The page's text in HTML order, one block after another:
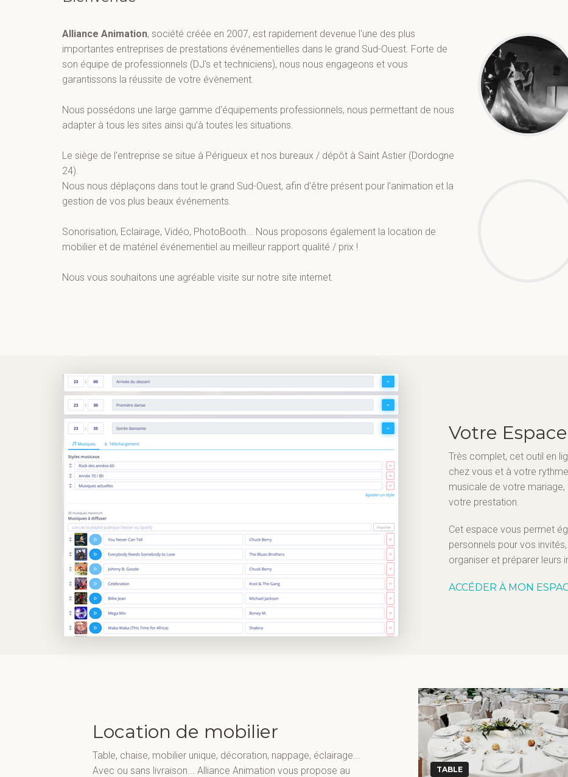
Alliance Animation, société créée en 2007, est rapidement devenue l'une des plus
importantes entreprises de prestations événementielles dans le grand Sud-Ouest. Forte de
son équipe de professionnels (DJ's et techniciens), nous nous engageons et vous
garantissons la réussite de votre évènement.
Nous possédons une large gamme d'équipements professionnels, nous permettant de nous
adapter à tous les sites ainsi qu’à toutes les situations.
Le siège de l'entreprise se situe à Périgueux et nos bureaux / dépôt à Saint Astier (Dordogne
24).
Nous nous déplaçons dans tout le grand Sud-Ouest, afin d'être présent pour l'animation et la
gestion de vos plus beaux événements.
Sonorisation, Eclairage, Vidéo, PhotoBooth... Nous proposons également la location de
mobilier et de matériel événementiel au meilleur rapport qualité / prix !
Nous vous souhaitons une agréable visite sur notre site internet.
Votre
Très complet, cet outil en
chez vous et à votre
musicale de votre
votre prestation.
Cet espace vous permet
personnels pour vos
organiser et préparer leurs
ACCÉDER À MON
Location de mobilier
Table, chaise, mobilier unique, décoration, nappage, éclairage...
Avec ou sans livraison... Alliance Animation vous propose au
TABLE